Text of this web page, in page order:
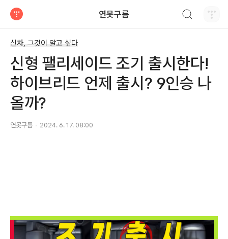
연못구름
신차, 그것이 알고 싶다
신형 팰리세이드 조기 출시한다!
하이브리드 언제 출시? 9인승 나
올까?
연못구름 2024. 6. 17. 08:00